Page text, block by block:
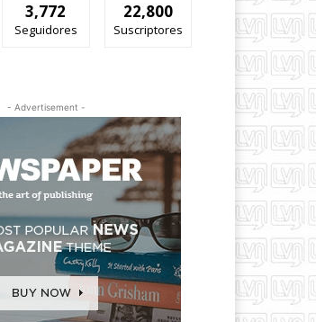
3,772
Seguidores
22,800
Suscriptores
- Advertisement -